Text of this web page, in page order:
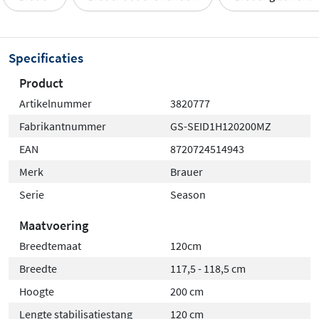
gemakkelijk aan te passen aan de ruimte.
maten en zes stijlvolle kleuren: chroom, mat zwart, RVS-
kleurig, gunmetal, goud en koper. Dankzij het subtiele
profiel en de heldere glaswand past dit model perfect in
zowel moderne als klassieke badkamers.
Specificaties
Product
Artikelnummer
3820777
Fabrikantnummer
GS-SEID1H120200MZ
EAN
8720724514943
Merk
Brauer
Serie
Season
Maatvoering
Breedtemaat
120cm
Breedte
117,5 - 118,5 cm
Hoogte
200 cm
Lengte stabilisatiestang
120 cm